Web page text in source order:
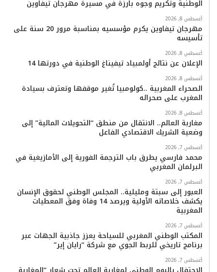
و
ك
ر
و
ب
ق
ر
م
o
k
ا
ب
الوطنية وتكريم وجوه بارزة في مسيرة مهرجان تيفاوين
أغسطس 8, 2026
مهرجان تيفاوين يكرم مؤسسيه بمناسبة مرور 20 سنة على
تأسيسه
أغسطس 8, 2026
الإعلان عن نتائج أولمبياد تيفيناغ الوطنية في دورتها 14
أغسطس 8, 2026
الصحراء المغربية ..كولومبيا تُغير موقفها وتعترف بسيادة
المغرب على صحرائه
أغسطس 8, 2026
مغاربة العالم.. الانتقال من منطق “التحويلات المالية” إلى
وضعية الشريك الاقتصادي الفاعل
أغسطس 7, 2026
محمد فارسي يطرق باب الترجمة الفورية إلى الأمازيغية في
البرلمان المغربي
أغسطس 7, 2026
العبور إلى سبتة ومليلية.. المجلس الوطني لحقوق الإنسان
يكشف خلاصاته الأولية ويرصد 14 وفاة وفق المعطيات
المغربية
أغسطس 7, 2026
المكتب الوطني المغربي للسياحة يعزز جاذبية الجهات عبر
برنامج تاريخي للربط الجوي مع شركة “رايان إير”
أغسطس 7, 2026